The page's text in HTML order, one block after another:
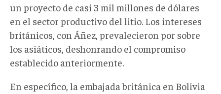
un proyecto de casi 3 mil millones de dólares
en el sector productivo del litio. Los intereses
británicos, con Áñez, prevalecieron por sobre
los asiáticos, deshonrando el compromiso
establecido anteriormente.
En específico, la embajada británica en Bolivia